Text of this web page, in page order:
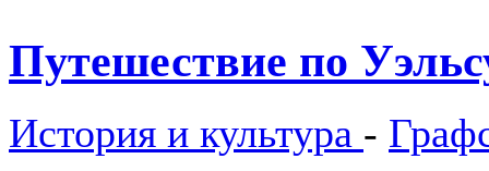
Путешествие по
История и культура -